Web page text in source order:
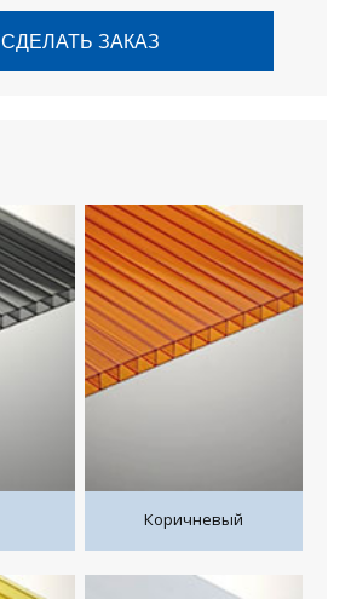
СДЕЛАТЬ ЗАКАЗ
Коричневый